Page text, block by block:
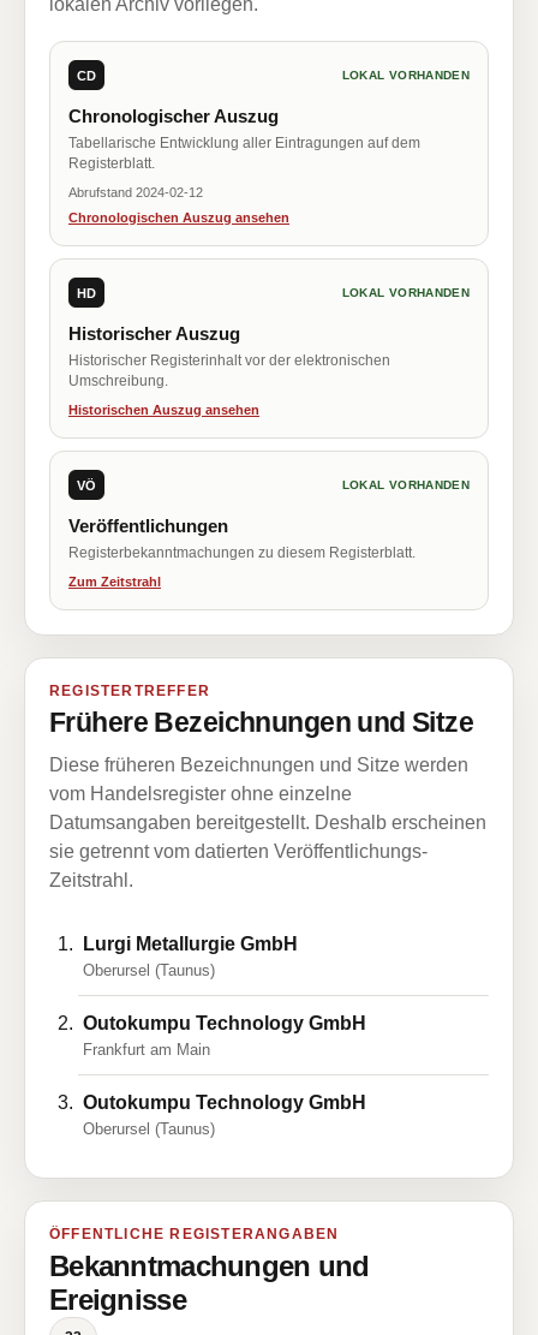
lokalen Archiv vorliegen.
CD LOKAL VORHANDEN
Chronologischer Auszug
Tabellarische Entwicklung aller Eintragungen auf dem
Registerblatt.
Abrufstand 2024-02-12
Chronologischen Auszug ansehen
HD LOKAL VORHANDEN
Historischer Auszug
Historischer Registerinhalt vor der elektronischen
Umschreibung.
Historischen Auszug ansehen
VÖ LOKAL VORHANDEN
Veröffentlichungen
Registerbekanntmachungen zu diesem Registerblatt.
Zum Zeitstrahl
REGISTERTREFFER
Frühere Bezeichnungen und Sitze
Diese früheren Bezeichnungen und Sitze werden
vom Handelsregister ohne einzelne
Datumsangaben bereitgestellt. Deshalb erscheinen
sie getrennt vom datierten Veröffentlichungs-
Zeitstrahl.
Lurgi Metallurgie GmbH
Oberursel (Taunus)
Outokumpu Technology GmbH
Frankfurt am Main
Outokumpu Technology GmbH
Oberursel (Taunus)
ÖFFENTLICHE REGISTERANGABEN
Bekanntmachungen und
Ereignisse